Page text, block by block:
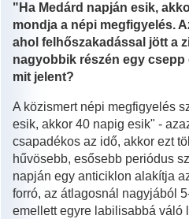
"Ha Medárd napján esik,
mondja a népi megfigyelés.
ahol felhőszakadással jött a
nagyobbik részén egy csepp
mit jelent?
A közismert népi megfigyelés
esik, akkor 40 napig esik" -
csapadékos az idő, akkor ezt
hűvösebb, esősebb periódus
napján egy anticiklon alakítja
forró, az átlagosnál nagyjából
emellett egyre labilisabbá váló